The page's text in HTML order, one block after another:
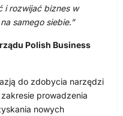
rozwijać biznes w
samego siebie.”
Polish Business
do zdobycia narzędzi
prowadzenia
nowych